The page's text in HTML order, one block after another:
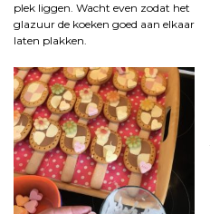
plek liggen. Wacht even zodat het
glazuur de koeken goed aan elkaar
laten plakken.